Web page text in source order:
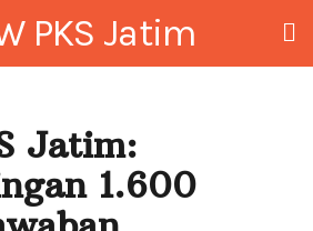
Jatim:
1.600